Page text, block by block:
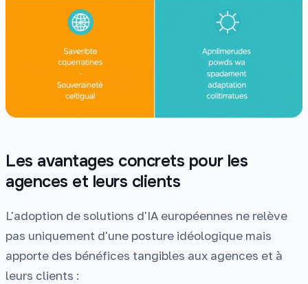
Les avantages concrets pour les
agences et leurs clients
L'adoption de solutions d'IA européennes ne relève
pas uniquement d'une posture idéologique mais
apporte des bénéfices tangibles aux agences et à
leurs clients :